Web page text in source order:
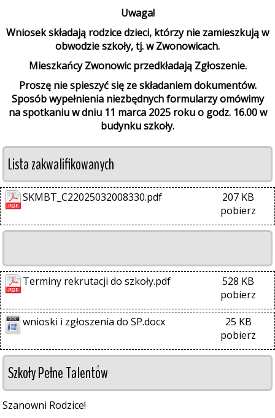
Uwaga!
Wniosek składają rodzice dzieci, którzy nie zamieszkują w
obwodzie szkoły, tj. w Zwonowicach.
Mieszkańcy Zwonowic przedkładają Zgłoszenie.
Proszę nie spieszyć się ze składaniem dokumentów.
Sposób wypełnienia niezbędnych formularzy omówimy
na spotkaniu w dniu 11 marca 2025 roku o godz. 16.00 w
budynku szkoły.
Lista zakwalifikowanych
SKMBT_C22025032008330.pdf
207 KB
pobierz
Terminy rekrutacji do szkoły.pdf
528 KB
pobierz
wnioski i zgłoszenia do SP.docx
25 KB
pobierz
Szkoły Pełne Talentów
Szanowni Rodzice!